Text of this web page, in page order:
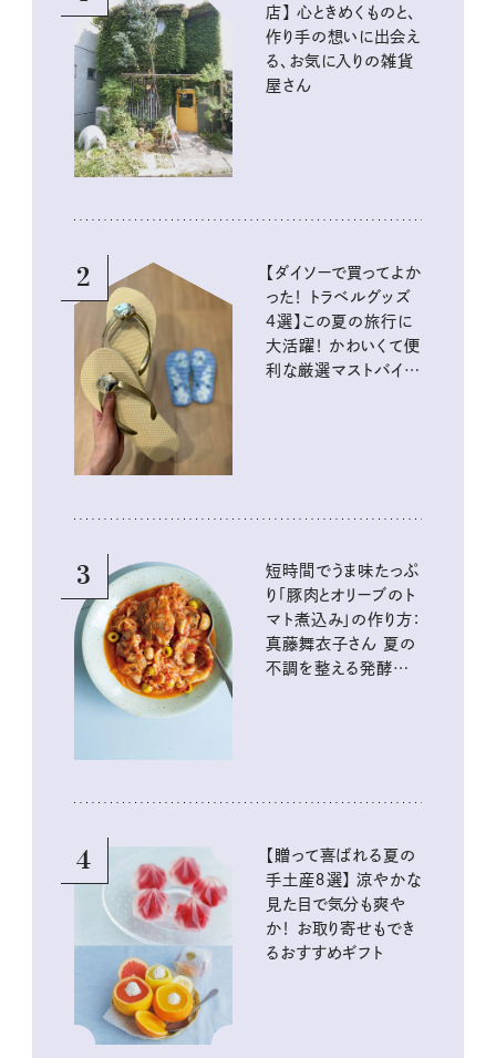
店】 心ときめくものと、
作り手の想いに出会え
る、お気に入りの雑貨
屋さん
2
【ダイソーで買ってよか
った！ トラベルグッズ
4選】この夏の旅行に
大活躍！ かわいくて便
利な厳選マストバイア
3
短時間でうま味たっぷ
り「豚肉とオリーブのト
マト煮込み」の作り方：
真藤舞衣子さん 夏の
不調を整える発酵レ
4
【贈って喜ばれる夏の
手土産８選】 涼やかな
見た目で気分も爽や
か！ お取り寄せもでき
るおすすめギフト